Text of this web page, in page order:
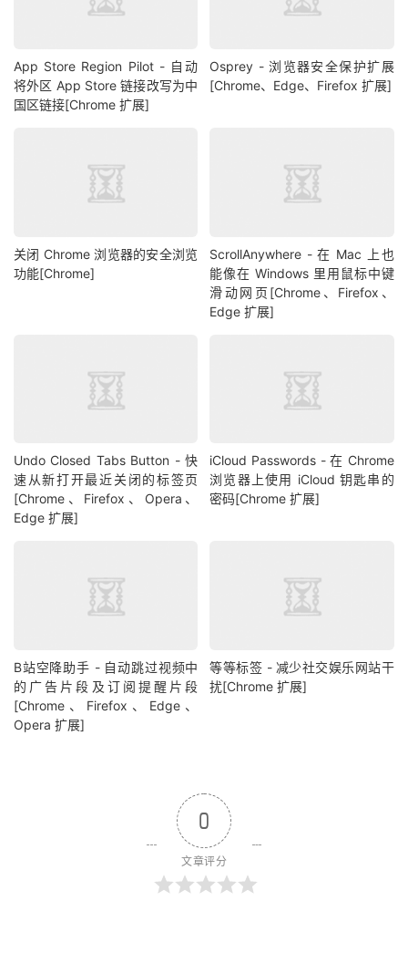
App Store Region Pilot - 自动
将外区 App Store 链接改写为中
国区链接[Chrome 扩展]
Osprey - 浏览器安全保护扩展
[Chrome、Edge、Firefox 扩展]
关闭 Chrome 浏览器的安全浏览
功能[Chrome]
ScrollAnywhere - 在 Mac 上也
能像在 Windows 里用鼠标中键
滑动网页[Chrome、Firefox、
Edge 扩展]
Undo Closed Tabs Button - 快
速从新打开最近关闭的标签页
[Chrome、Firefox、Opera、
Edge 扩展]
iCloud Passwords - 在 Chrome
浏览器上使用 iCloud 钥匙串的
密码[Chrome 扩展]
B站空降助手 - 自动跳过视频中
的广告片段及订阅提醒片段
[Chrome、Firefox、Edge、
Opera 扩展]
等等标签 - 减少社交娱乐网站干
扰[Chrome 扩展]
0
文章评分